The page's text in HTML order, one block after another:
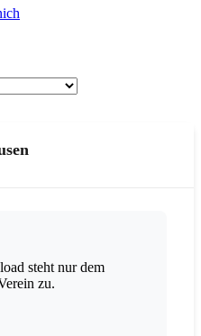
steht nur dem
zu.